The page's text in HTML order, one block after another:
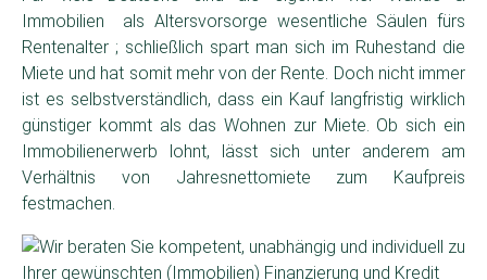
Immobilien als Altersvorsorge wesentliche Säulen fürs
Rentenalter ; schließlich spart man sich im Ruhestand die
Miete und hat somit mehr von der Rente. Doch nicht immer
ist es selbstverständlich, dass ein Kauf langfristig wirklich
günstiger kommt als das Wohnen zur Miete. Ob sich ein
Immobilienerwerb lohnt, lässt sich unter anderem am
Verhältnis von Jahresnettomiete zum Kaufpreis
festmachen.